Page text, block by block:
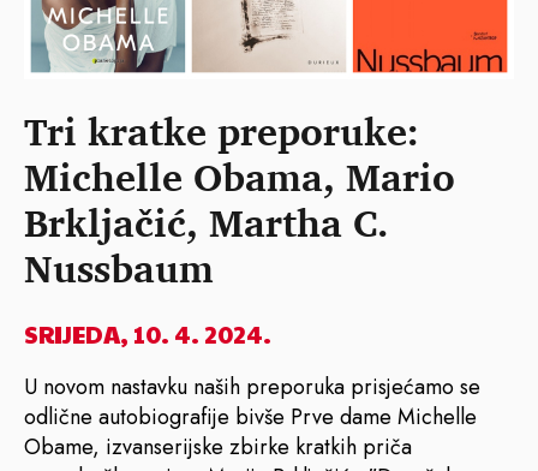
Tri kratke preporuke:
Michelle Obama, Mario
Brkljačić, Martha C.
Nussbaum
SRIJEDA, 10. 4. 2024.
U novom nastavku naših preporuka prisjećamo se
odlične autobiografije bivše Prve dame Michelle
Obame, izvanserijske zbirke kratkih priča